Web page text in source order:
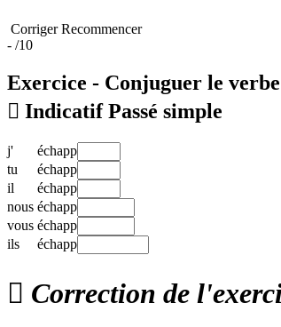
CorrigerRecommencer
- /10
Exercice - Conjuguer le verbe
 Indicatif Passé simple
j'
échapp
tu
échapp
il
échapp
nous échapp
vous échapp
ils
échapp
 Correction de